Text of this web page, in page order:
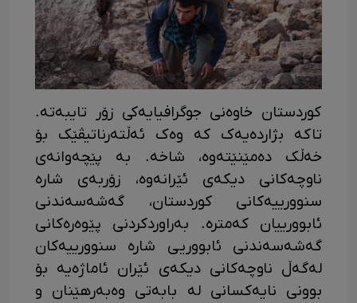
کوردستان خاوەنی جوگرافیایەکی زۆر تایبەتە.
تاکە بژاردەیەک کە وەک ئەڵتەرناتیڤێک بۆ
خەڵک دەمێنێتەوە، شاخە. بە پێچەوانەی
ناوچەکانی دیکەی ئێرانەوە، زۆربەی شارە
سنوورییەکانی کوردستان، گەشەسەندنی
ئابوورییان کەمترە. بەراوردکردنی پێوەرەکانی
گەشەسەندنی ئابووریی شارە سنوورییەکان
لەگەڵ ناوچەکانی دیکەی ئێران ئاماژەیە بۆ
بوونی نایەکسانی لە بابەتی وەبەرهێنان و